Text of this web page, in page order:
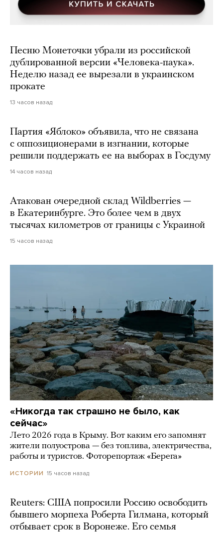
Песню Монеточки убрали из российской
дублированной версии «Человека-паука».
Неделю назад ее вырезали в украинском
прокате
13 часов назад
Партия «Яблоко» объявила, что не связана
с оппозиционерами в изгнании, которые
решили поддержать ее на выборах в Госдуму
14 часов назад
Атакован очередной склад Wildberries —
в Екатеринбурге. Это более чем в двух
тысячах километров от границы с Украиной
15 часов назад
«Никогда так страшно не было, как
сейчас»
Лето 2026 года в Крыму. Вот каким его запомнят
жители полуострова — без топлива, электричества,
работы и туристов. Фоторепортаж «Берега»
ИСТОРИИ 15 часов назад
Reuters: США попросили Россию освободить
бывшего морпеха Роберта Гилмана, который
отбывает срок в Воронеже. Его семья